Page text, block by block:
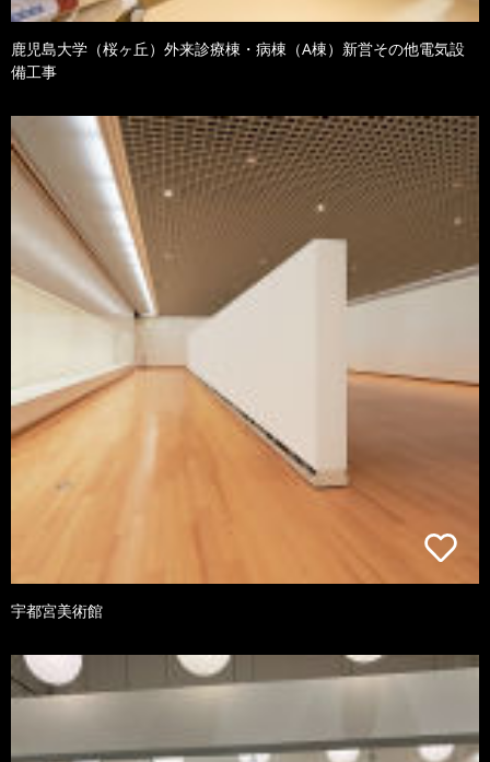
鹿児島大学（桜ヶ丘）外来診療棟・病棟（A棟）新営その他電気設
備工事
宇都宮美術館